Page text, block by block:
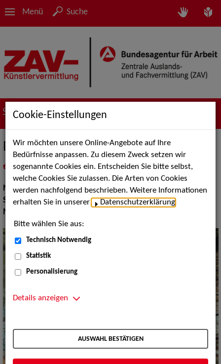
Menü Suche
Suche nach Künstler*innen
Die Kinder vom See
als PDF speichern
inMeine Merklistelegen
Musik:Pop, Rock & Tanzmusik
Show:Musik Shows
Musik Shows:
Cookie-Einstellungen
Wir möchten unsere Online-Angebote auf Ihre
Bedürfnisse anpassen. Zu diesem Zweck setzen wir
sogenannte Cookies ein. Entscheiden Sie bitte selbst,
welche Cookies Sie zulassen. Die Arten von Cookies
werden nachfolgend beschrieben. Weitere Informationen
erhalten Sie in unserer
Datenschutzerklärung
Bitte wählen Sie aus:
Technisch Notwendig
Statistik
Personalisierung
Details anzeigen
AUSWAHL BESTÄTIGEN